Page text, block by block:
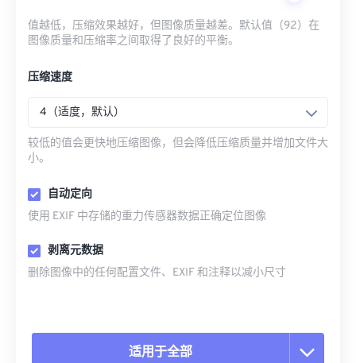
值越低，压缩效果越好，但图像质量越差。默认值（92）在
图像质量和压缩率之间取得了良好的平衡。
压缩速度
4（适度，默认）
较低的值会更快地压缩图像，但会降低压缩质量并增加文件大
小。
自动定向
使用 EXIF 中存储的重力传感器数据正确定位图像
剥离元数据
删除图像中的任何配置文件、EXIF 和注释以减小尺寸
适用于全部